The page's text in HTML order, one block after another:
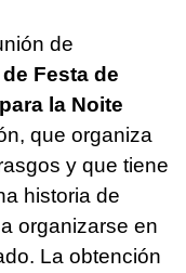
de
Festa de
para la Noite
que organiza
y que tiene
historia de
organizarse en
La obtención